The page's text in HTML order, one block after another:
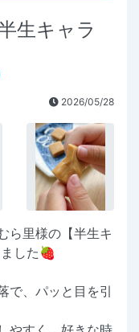
生キャラ
2026/05/28
ら里様の【半生キ
した🍓
で、パッと目を引